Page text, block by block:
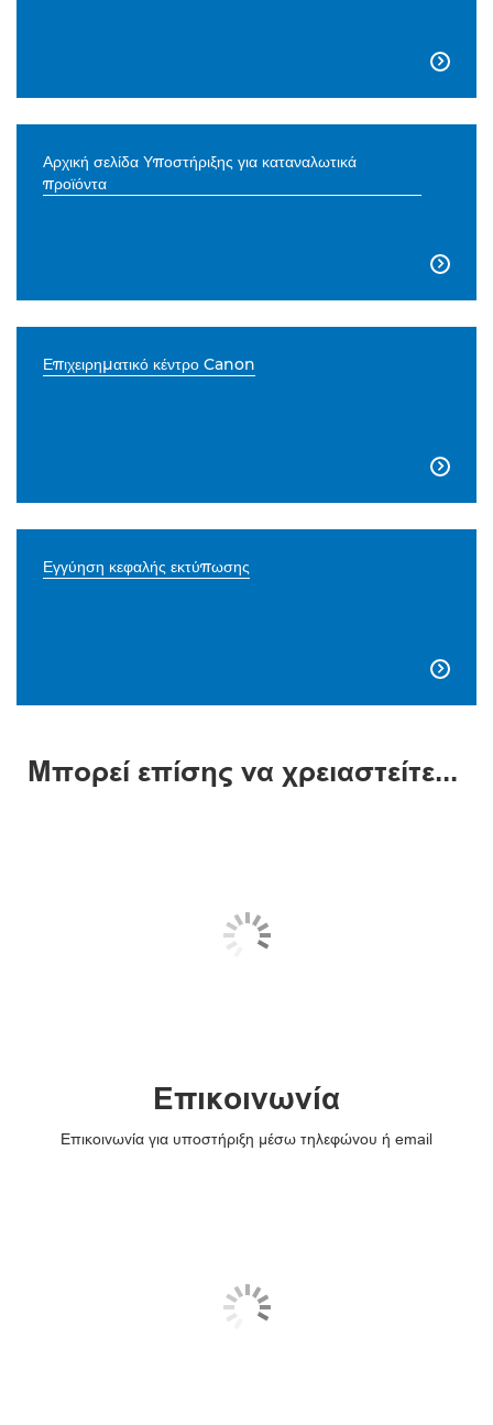

Αρχική σελίδα Υποστήριξης για καταναλωτικά
προϊόντα

Επιχειρηματικό κέντρο Canon

Εγγύηση κεφαλής εκτύπωσης

Μπορεί επίσης να χρειαστείτε...
Επικοινωνία
Επικοινωνία για υποστήριξη μέσω τηλεφώνου ή email